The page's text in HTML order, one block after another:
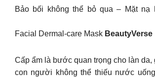
Bảo bối không thể bỏ qua – Mặt nạ
Facial Dermal-care Mask BeautyVerse
Cấp ẩm là bước quan trọng cho làn
con người không thể thiếu nước uống